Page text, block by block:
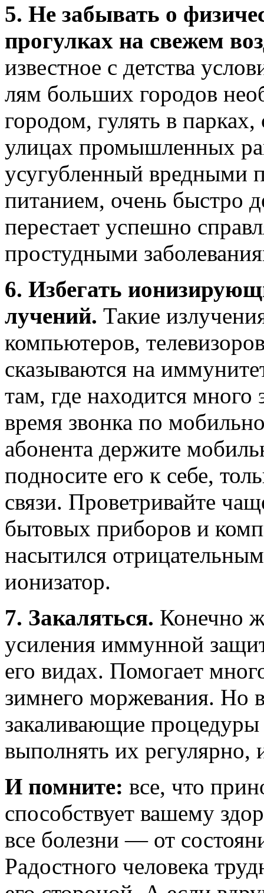
5. Не забывать о
прогулках на свежем
известное с детства
лям больших городов
городом, гулять в
улицах промышленных
усугубленный вредными
питанием, очень быстро
перестает успешно
простудными
6. Избегать
лучений. Такие
компьюте­ров,
сказываются на
там, где находится много
время звонка по
абонента держите
подносите его к себе,
связи. Провет­ривайте
бытовых приборов и
насытился
ионизатор.
7. Закаляться. Конечно
усиления иммунной
его ви­дах. Помогает
зимнего моржевания. Но
закалива­ющие
выполнять их регуляр­но,
И помните: все, что
спо­собствует вашему
все болезни — от
Радостного человека